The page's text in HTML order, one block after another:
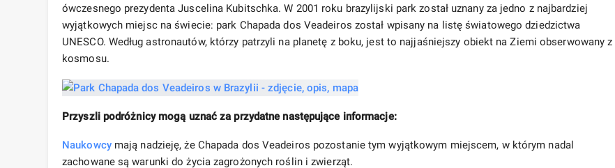
ówczesnego prezydenta Juscelina Kubitschka. W 2001 roku brazylijski park został uznany za jedno z najbardziej
wyjątkowych miejsc na świecie: park Chapada dos Veadeiros został wpisany na listę światowego dziedzictwa
UNESCO. Według astronautów, którzy patrzyli na planetę z boku, jest to najjaśniejszy obiekt na Ziemi obserwowany z
kosmosu.
Przyszli podróżnicy mogą uznać za przydatne następujące informacje:
Naukowcymają nadzieję, że Chapada dos Veadeiros pozostanie tym wyjątkowym miejscem, w którym nadal
zachowane są warunki do życia zagrożonych roślin i zwierząt.